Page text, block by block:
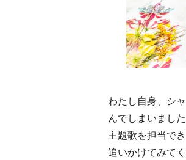
わたし自身、シ
んでしまいました
主題歌を担当で
追いかけてみてく